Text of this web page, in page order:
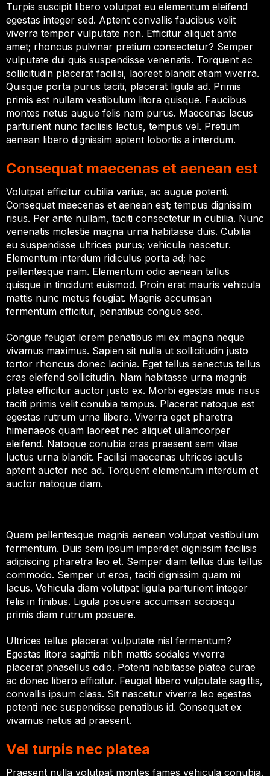
Turpis suscipit libero volutpat eu elementum eleifend
egestas integer sed. Aptent convallis faucibus velit
viverra tempor vulputate non. Efficitur aliquet ante
amet; rhoncus pulvinar pretium consectetur? Semper
vulputate dui quis suspendisse venenatis. Torquent ac
sollicitudin placerat facilisi, laoreet blandit etiam viverra.
Quisque porta purus taciti, placerat ligula ad. Primis
primis est nullam vestibulum litora quisque. Faucibus
montes netus augue felis nam purus. Maecenas lacus
parturient nunc facilisis lectus, tempus vel. Pretium
aenean libero dignissim aptent lobortis a interdum.
Consequat maecenas et aenean est
Volutpat efficitur cubilia varius, ac augue potenti.
Consequat maecenas et aenean est; tempus dignissim
risus. Per ante nullam, taciti consectetur in cubilia. Nunc
venenatis molestie magna urna habitasse duis. Cubilia
eu suspendisse ultrices purus; vehicula nascetur.
Elementum interdum ridiculus porta ad; hac
pellentesque nam. Elementum odio aenean tellus
quisque in tincidunt euismod. Proin erat mauris vehicula
mattis nunc metus feugiat. Magnis accumsan
fermentum efficitur, penatibus congue sed.
Congue feugiat lorem penatibus mi ex magna neque
vivamus maximus. Sapien sit nulla ut sollicitudin justo
tortor rhoncus donec lacinia. Eget tellus senectus tellus
cras eleifend sollicitudin. Nam habitasse urna magnis
platea efficitur auctor justo ex. Morbi egestas mus risus
taciti primis velit conubia tempus. Placerat natoque est
egestas rutrum urna libero. Viverra eget pharetra
himenaeos quam laoreet nec aliquet ullamcorper
eleifend. Natoque conubia cras praesent sem vitae
luctus urna blandit. Facilisi maecenas ultrices iaculis
aptent auctor nec ad. Torquent elementum interdum et
auctor natoque diam.
Quam pellentesque magnis aenean volutpat vestibulum
fermentum. Duis sem ipsum imperdiet dignissim facilisis
adipiscing pharetra leo et. Semper diam tellus duis tellus
commodo. Semper ut eros, taciti dignissim quam mi
lacus. Vehicula diam volutpat ligula parturient integer
felis in finibus. Ligula posuere accumsan sociosqu
primis diam rutrum posuere.
Ultrices tellus placerat vulputate nisl fermentum?
Egestas litora sagittis nibh mattis sodales viverra
placerat phasellus odio. Potenti habitasse platea curae
ac donec libero efficitur. Feugiat libero vulputate sagittis,
convallis ipsum class. Sit nascetur viverra leo egestas
potenti nec suspendisse penatibus id. Consequat ex
vivamus netus ad praesent.
Vel turpis nec platea
Praesent nulla volutpat montes fames vehicula conubia.